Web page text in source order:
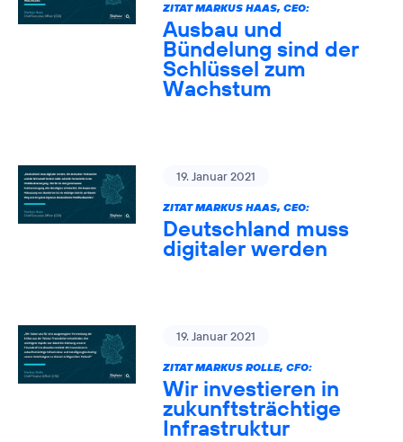
ZITAT MARKUS HAAS, CEO:
Ausbau und
Bündelung sind der
Schlüssel zum
Wachstum
19. Januar 2021
ZITAT MARKUS HAAS, CEO:
Deutschland muss
digitaler werden
19. Januar 2021
ZITAT MARKUS ROLLE, CFO:
Wir investieren in
zukunftsträchtige
Infrastruktur